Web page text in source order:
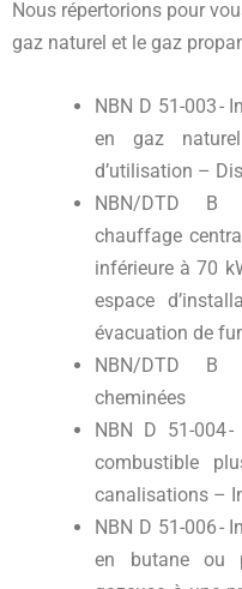
Nous répertorions pour
gaz naturel et le gaz
NBN D 51-003 -
en gaz
d’utilisation –
NBN/DTD B
chauffage
inférieure à 70
espace
évacuation de
NBN/DTD B
cheminées
NBN D 51-004
combustible
canalisations –
NBN D 51-006 -
en butane ou